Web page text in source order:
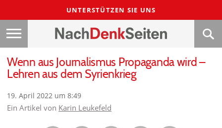
UNTERSTÜTZEN SIE UNS
Wenn aus Journalismus Propaganda wird –
Lehren aus dem Syrienkrieg
19. April 2022 um 8:49
Ein Artikel von Karin Leukefeld